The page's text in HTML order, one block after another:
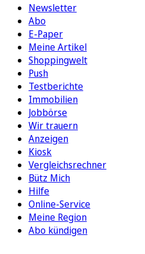
Newsletter
Abo
E-Paper
Meine Artikel
Shoppingwelt
Push
Testberichte
Immobilien
Jobbörse
Wir trauern
Anzeigen
Kiosk
Vergleichsrechner
Bütz Mich
Hilfe
Online-Service
Meine Region
Abo kündigen